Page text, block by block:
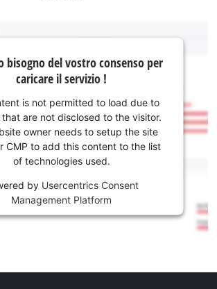
bisogno del vostro consenso per
caricare il servizio !
is not permitted to load due to
are not disclosed to the visitor.
owner needs to setup the site
CMP to add this content to the list
of technologies used.
by Usercentrics Consent
Management Platform